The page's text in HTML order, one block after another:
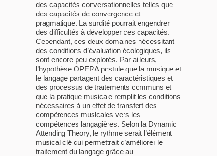
des capacités conversationnelles telles que
des capacités de convergence et
pragmatique. La surdité pourrait engendrer
des difficultés à développer ces capacités.
Cependant, ces deux domaines nécessitant
des conditions d’évaluation écologiques, ils
sont encore peu explorés. Par ailleurs,
l’hypothèse OPERA postule que la musique et
le langage partagent des caractéristiques et
des processus de traitements communs et
que la pratique musicale remplit les conditions
nécessaires à un effet de transfert des
compétences musicales vers les
compétences langagières. Selon la Dynamic
Attending Theory, le rythme serait l’élément
musical clé qui permettrait d’améliorer le
traitement du langage grâce au